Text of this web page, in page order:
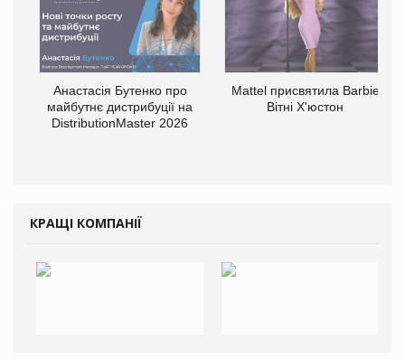
Анастасія Бутенко про
майбутнє дистрибуції на
DistributionMaster 2026
Mattel присвятила Barbie
Вітні Х'юстон
КРАЩІ КОМПАНІЇ